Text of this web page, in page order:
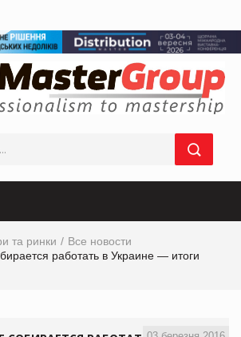
та ринки
Все новости
работать в Украине — итоги